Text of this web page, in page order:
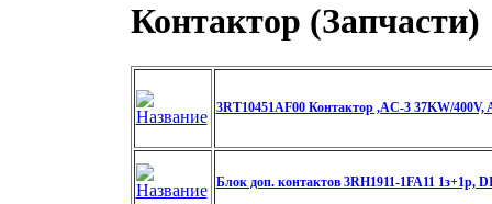
Контактор (Запчасти)
3RT10451AF00 Контактор ,AC-3 37KW/
Блок доп. контактов 3RH1911-1FA11 1з+1р,